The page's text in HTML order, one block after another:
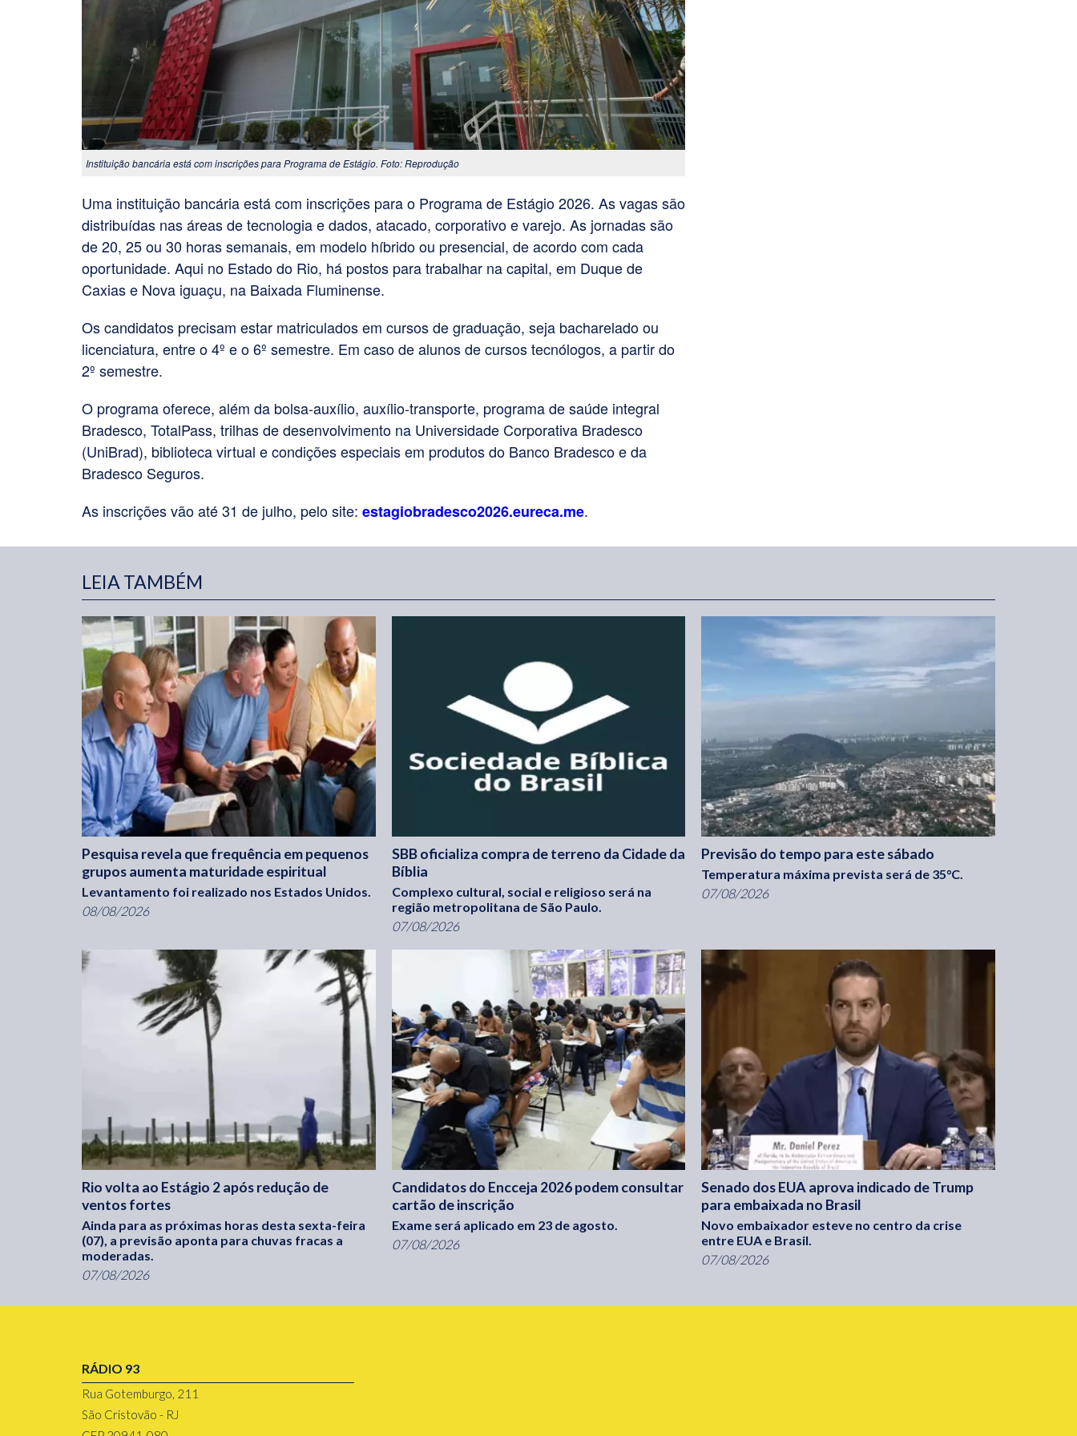
Instituição bancária está com inscrições para Programa de Estágio. Foto: Reprodução
Uma instituição bancária está com inscrições para o Programa de Estágio 2026. As vagas são
distribuídas nas áreas de tecnologia e dados, atacado, corporativo e varejo. As jornadas são
de 20, 25 ou 30 horas semanais, em modelo híbrido ou presencial, de acordo com cada
oportunidade. Aqui no Estado do Rio, há postos para trabalhar na capital, em Duque de
Caxias e Nova iguaçu, na Baixada Fluminense.
Os candidatos precisam estar matriculados em cursos de graduação, seja bacharelado ou
licenciatura, entre o 4º e o 6º semestre. Em caso de alunos de cursos tecnólogos, a partir do
2º semestre.
O programa oferece, além da bolsa-auxílio, auxílio-transporte, programa de saúde integral
Bradesco, TotalPass, trilhas de desenvolvimento na Universidade Corporativa Bradesco
(UniBrad), biblioteca virtual e condições especiais em produtos do Banco Bradesco e da
Bradesco Seguros.
As inscrições vão até 31 de julho, pelo site: estagiobradesco2026.eureca.me.
LEIA TAMBÉM
Pesquisa revela que frequência em pequenos
grupos aumenta maturidade espiritual
Levantamento foi realizado nos Estados Unidos.
08/08/2026
SBB oficializa compra de terreno da Cidade da
Bíblia
Complexo cultural, social e religioso será na
região metropolitana de São Paulo.
07/08/2026
Previsão do tempo para este sábado
Temperatura máxima prevista será de 35°C.
07/08/2026
Rio volta ao Estágio 2 após redução de
ventos fortes
Ainda para as próximas horas desta sexta-feira
(07), a previsão aponta para chuvas fracas a
moderadas.
07/08/2026
Candidatos do Encceja 2026 podem consultar
cartão de inscrição
Exame será aplicado em 23 de agosto.
07/08/2026
Senado dos EUA aprova indicado de Trump
para embaixada no Brasil
Novo embaixador esteve no centro da crise
entre EUA e Brasil.
07/08/2026
RÁDIO 93
Rua Gotemburgo, 211
São Cristovão - RJ